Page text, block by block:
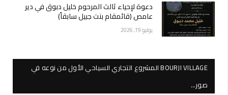
دعوة لإحياء ثالث المرحوم خليل دبوق في دير
عامص (قائمقام بنت جبيل سابقاً)
يوليو 19, 2026
BOURJI VILLAGE المشروع التجاري السياحي الأول من نوعه في
صور…